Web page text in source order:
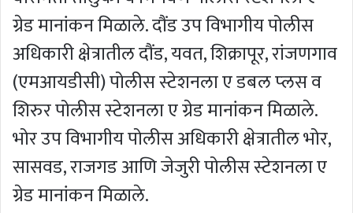
ग्रेड मानांकन मिळाले. दौंड उप विभागीय पोलीस
अधिकारी क्षेत्रातील दौंड, यवत, शिक्रापूर, रांजणगाव
(एमआयडीसी) पोलीस स्‍टेशनला ए डबल प्‍लस व
शिरुर पोलीस स्‍टेशनला ए ग्रेड मानांकन मिळाले.
भोर उप विभागीय पोलीस अधिकारी क्षेत्रातील भोर,
सासवड, राजगड आणि जेजुरी पोलीस स्‍टेशनला ए
ग्रेड मानांकन मिळाले.